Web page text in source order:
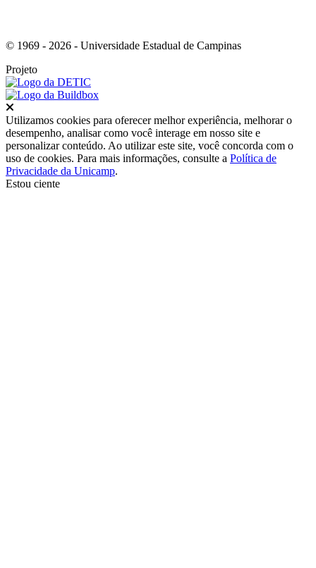
© 1969 - 2026 - Universidade Estadual de Campinas
Projeto
Utilizamos cookies para oferecer melhor experiência, melhorar o
desempenho, analisar como você interage em nosso site e
personalizar conteúdo. Ao utilizar este site, você concorda com o
uso de cookies. Para mais informações, consulte a Política de
Privacidade da Unicamp.
Estou ciente